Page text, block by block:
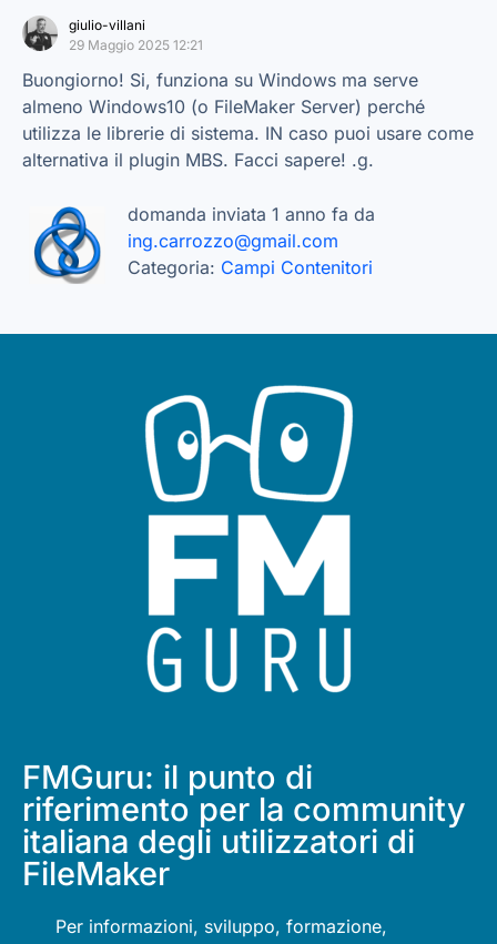
giulio-villani
29 Maggio 2025 12:21
Buongiorno! Si, funziona su Windows ma serve
almeno Windows10 (o FileMaker Server) perché
utilizza le librerie di sistema. IN caso puoi usare come
alternativa il plugin MBS. Facci sapere! .g.
domanda inviata 1 anno fa da
ing.carrozzo@gmail.com
Categoria: Campi Contenitori
FMGuru: il punto di
riferimento per la community
italiana degli utilizzatori di
FileMaker
Per informazioni, sviluppo, formazione,